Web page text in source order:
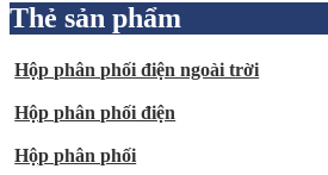
Thẻ sản phẩm
Hộp phân phối điện ngoài trời
Hộp phân phối điện
Hộp phân phối